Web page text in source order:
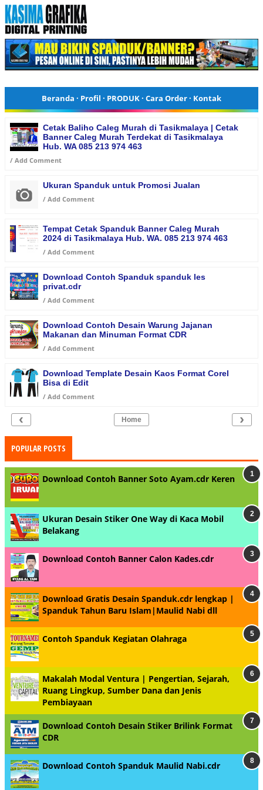
Beranda · Profil · PRODUK· Cara Order· Kontak
Cetak Baliho Caleg Murah di Tasikmalaya | Cetak
Banner Caleg Murah Terdekat di Tasikmalaya
Hub. WA 085 213 974 463
/ Add Comment
Ukuran Spanduk untuk Promosi Jualan
/ Add Comment
Tempat Cetak Spanduk Banner Caleg Murah
2024 di Tasikmalaya Hub. WA. 085 213 974 463
/ Add Comment
Download Contoh Spanduk spanduk les
privat.cdr
/ Add Comment
Download Contoh Desain Warung Jajanan
Makanan dan Minuman Format CDR
/ Add Comment
Download Template Desain Kaos Format Corel
Bisa di Edit
/ Add Comment
‹ ›
Home
POPULAR POSTS
Download Contoh Banner Soto Ayam.cdr Keren
Ukuran Desain Stiker One Way di Kaca Mobil
Belakang
Download Contoh Banner Calon Kades.cdr
Download Gratis Desain Spanduk.cdr lengkap |
Spanduk Tahun Baru Islam|Maulid Nabi dll
Contoh Spanduk Kegiatan Olahraga
Makalah Modal Ventura | Pengertian, Sejarah,
Ruang Lingkup, Sumber Dana dan Jenis
Pembiayaan
Download Contoh Desain Stiker Brilink Format
CDR
Download Contoh Spanduk Maulid Nabi.cdr